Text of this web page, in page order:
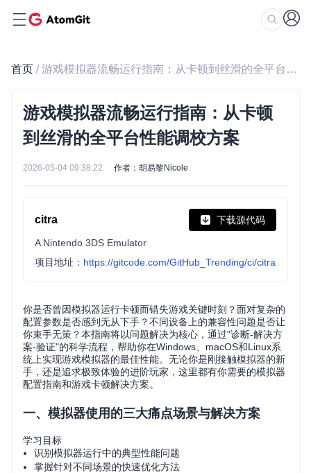
首页 / 游戏模拟器流畅运行指南：从卡顿到丝滑的全平台性能调校方案
游戏模拟器流畅运行指南：从卡顿
到丝滑的全平台性能调校方案
2026-05-04 09:38:22 作者：胡易黎Nicole
citra 下载源代码
A Nintendo 3DS Emulator
项目地址： https://gitcode.com/GitHub_Trending/ci/citra
你是否曾因模拟器运行卡顿而错失游戏关键时刻？面对复杂的
配置参数是否感到无从下手？不同设备上的兼容性问题是否让
你束手无策？本指南将以问题解决为核心，通过"诊断-解决方
案-验证"的科学流程，帮助你在Windows、macOS和Linux系
统上实现游戏模拟器的最佳性能。无论你是刚接触模拟器的新
手，还是追求极致体验的进阶玩家，这里都有你需要的模拟器
配置指南和游戏卡顿解决方案。
一、模拟器使用的三大痛点场景与解决方案
学习目标
识别模拟器运行中的典型性能问题
掌握针对不同场景的快速优化方法